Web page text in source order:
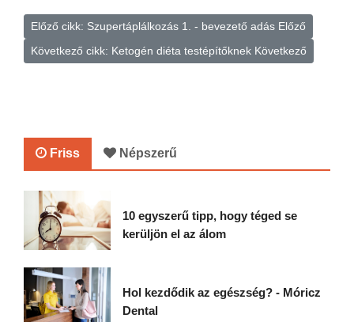
Előző cikk: Szupertáplálkozás 1. - bevezető adás Előző
Következő cikk: Ketogén diéta testépítőknek Következő
Friss Népszerű
10 egyszerű tipp, hogy téged se
kerüljön el az álom
Hol kezdődik az egészség? - Móricz
Dental